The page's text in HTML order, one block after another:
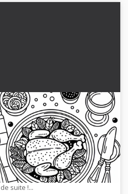
Poulet en plat principal -
Dessin à colorier gratuit
Télécharge dès maintenant ta
fiche de coloriage gratuite du
poulet en plat principal – idéale
pour colorier. Télécharge-la tout
de suite !...